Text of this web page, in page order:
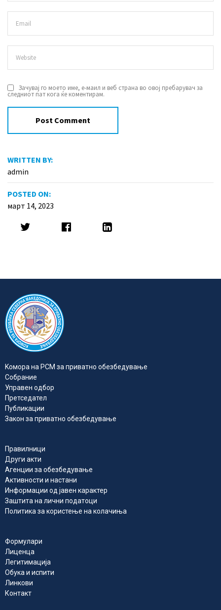
Зачувај го моето име, е-маил и веб страна во овој пребарувач за
следниот пат кога ќе коментирам.
WRITTEN BY:
admin
POSTED ON:
март 14, 2023
Kомора на РСМ за приватно обезбедувањe
Собрание
Управен одбор
Претседател
Публикации
Закон за приватно обезбедување
Правилници
Други акти
Агенции за обезбедување
Активности и настани
Информации од јавен карактер
Заштита на лични податоци
Политика за користење на колачиња
Формулари
Лиценца
Легитимација
Обука и испити
Линкови
Контакт